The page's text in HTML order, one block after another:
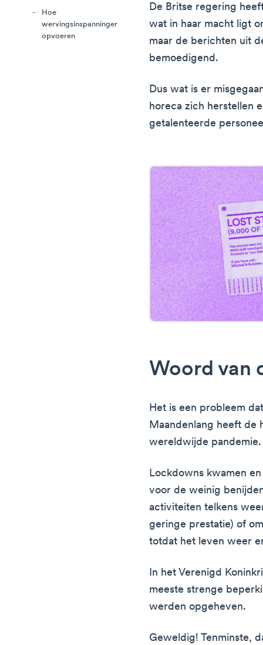
Hoe
wervingsinspanningen
opvoeren
De Britse regering
wat in haar macht ligt
maar de berichten uit
bemoedigend.
Dus wat is er
horeca zich herstellen
getalenteerde
Woord van
Het is een probleem
Maandenlang heeft de
wereldwijde pandemie.
Lockdowns kwamen
voor de weinig
activiteiten telkens
geringe prestatie) of
totdat het leven weer
In het Verenigd
meeste strenge
werden opgeheven.
Geweldig! Tenminste,